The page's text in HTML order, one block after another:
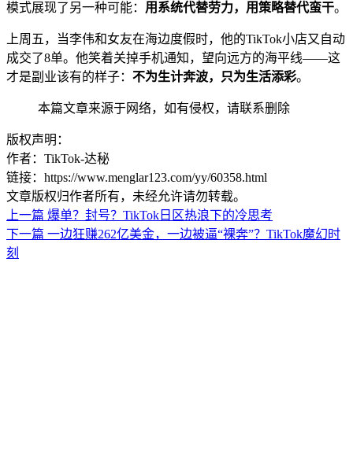
模式展现了另一种可能： 用系统代替劳力，用策略替代蛮干。
上周五，当李伟和女友在海边度假时，他的TikTok小店又自动
成交了8单。他笑着关掉手机通知，望向远方的海平线——这
才是副业该有的样子： 不为生计奔波，只为生活添彩。
本篇文章来源于网络，如有侵权，请联系删除
版权声明：
作者：TikTok-达秘
链接：https://www.menglar123.com/yy/60358.html
文章版权归作者所有，未经允许请勿转载。
上一篇 爆单？封号？TikTok日区热浪下的冷思考
下一篇 一边狂赚262亿美金，一边被逼“裸奔”？TikTok魔幻时
刻